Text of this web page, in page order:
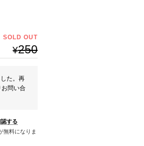
SOLD OUT
¥250
た。再
お問い合
する